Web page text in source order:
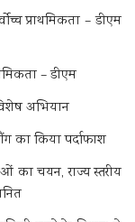
प्राथमिकता – डीएम
– डीएम
अभियान
का किया पर्दाफाश
का चयन, राज्य स्तरीय